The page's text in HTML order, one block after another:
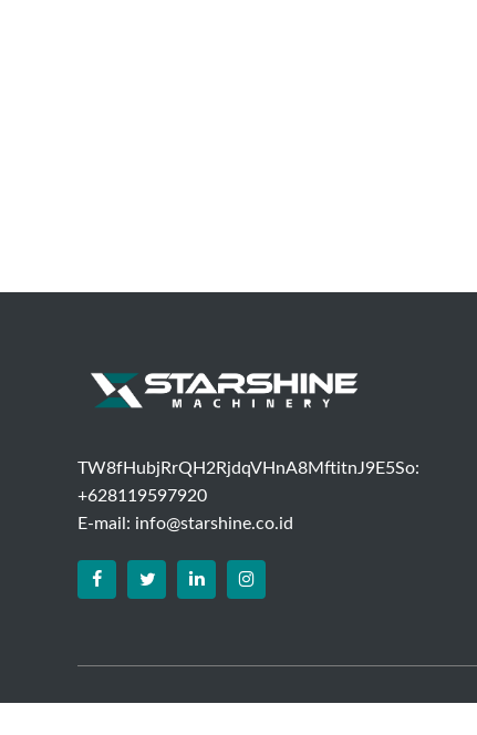
TW8fHubjRrQH2RjdqVHnA8MftitnJ9E5So:
+628119597920
E-mail: info@starshine.co.id